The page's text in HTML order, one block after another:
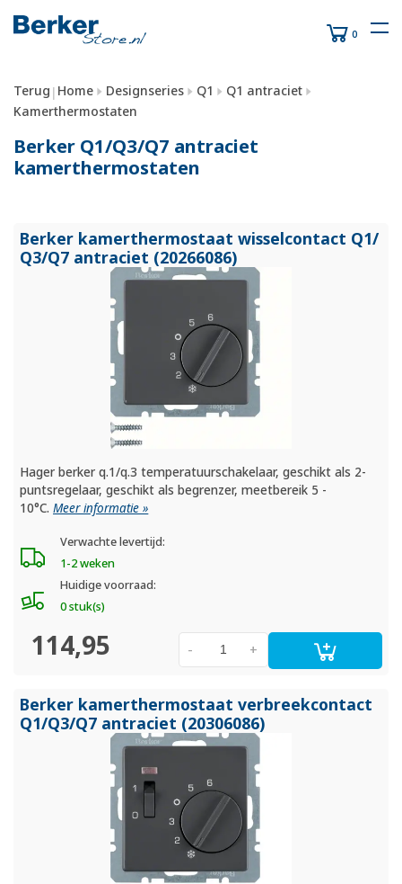
0
Terug | Home Designseries Q1
Q1 antraciet
Kamerthermostaten
Berker Q1/Q3/Q7 antraciet
kamerthermostaten
Berker kamerthermostaat wisselcontact Q1/
Q3/Q7 antraciet (20266086)
Hager berker q.1/q.3 temperatuurschakelaar, geschikt als 2-
puntsregelaar, geschikt als begrenzer, meetbereik 5 -
10°C.Meer informatie »
Verwachte levertijd:
1-2 weken
Huidige voorraad:
0 stuk(s)
114,95 +
-
Berker kamerthermostaat verbreekcontact
Q1/Q3/Q7 antraciet (20306086)